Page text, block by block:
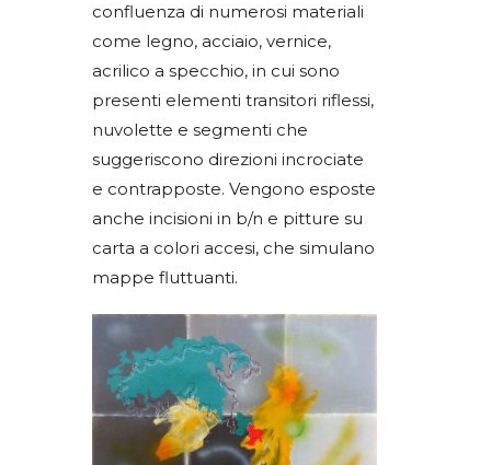
confluenza di numerosi materiali
come legno, acciaio, vernice,
acrilico a specchio, in cui sono
presenti elementi transitori riflessi,
nuvolette e segmenti che
suggeriscono direzioni incrociate
e contrapposte. Vengono esposte
anche incisioni in b/n e pitture su
carta a colori accesi, che simulano
mappe fluttuanti.